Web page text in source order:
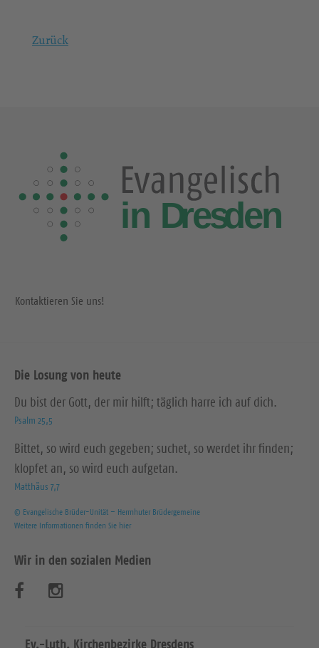
Zurück
Kontaktieren Sie uns!
Die Losung von heute
Du bist der Gott, der mir hilft; täglich harre ich auf dich.
Psalm 25,5
Bittet, so wird euch gegeben; suchet, so werdet ihr finden;
klopfet an, so wird euch aufgetan.
Matthäus 7,7
© Evangelische Brüder-Unität – Herrnhuter Brüdergemeine
Weitere Informationen finden Sie hier
Wir in den sozialen Medien
Ev.-Luth. Kirchenbezirke Dresdens